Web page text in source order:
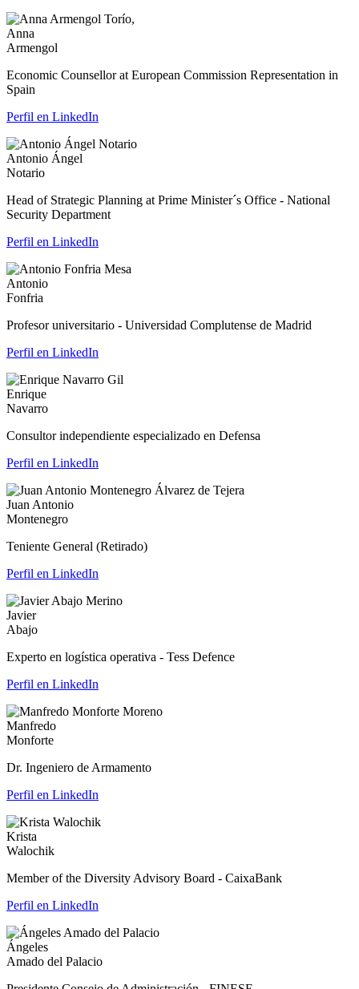
Anna
Armengol
Economic Counsellor at European Commission Representation in
Spain
Perfil en LinkedIn
Antonio Ángel
Notario
Head of Strategic Planning at Prime Minister´s Office - National
Security Department
Perfil en LinkedIn
Antonio
Fonfria
Profesor universitario - Universidad Complutense de Madrid
Perfil en LinkedIn
Enrique
Navarro
Consultor independiente especializado en Defensa
Perfil en LinkedIn
Juan Antonio
Montenegro
Teniente General (Retirado)
Perfil en LinkedIn
Javier
Abajo
Experto en logística operativa - Tess Defence
Perfil en LinkedIn
Manfredo
Monforte
Dr. Ingeniero de Armamento
Perfil en LinkedIn
Krista
Walochik
Member of the Diversity Advisory Board - CaixaBank
Perfil en LinkedIn
Ángeles
Amado del Palacio